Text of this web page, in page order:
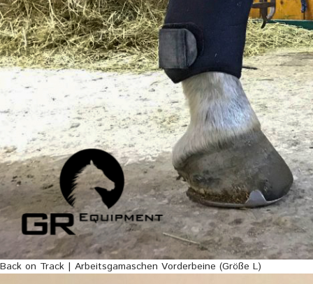
Back on Track | Arbeitsgamaschen Vorderbeine (Größe L)